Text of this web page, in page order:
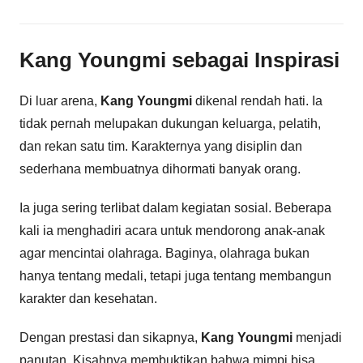
Kang Youngmi sebagai Inspirasi
Di luar arena, Kang Youngmi dikenal rendah hati. Ia
tidak pernah melupakan dukungan keluarga, pelatih,
dan rekan satu tim. Karakternya yang disiplin dan
sederhana membuatnya dihormati banyak orang.
Ia juga sering terlibat dalam kegiatan sosial. Beberapa
kali ia menghadiri acara untuk mendorong anak-anak
agar mencintai olahraga. Baginya, olahraga bukan
hanya tentang medali, tetapi juga tentang membangun
karakter dan kesehatan.
Dengan prestasi dan sikapnya, Kang Youngmi menjadi